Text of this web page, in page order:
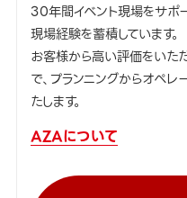
30年間イベント現場をサポ
現場経験を蓄積しています。
お客様から高い評価をいた
で、プランニングからオペ
たします。
AZAについて